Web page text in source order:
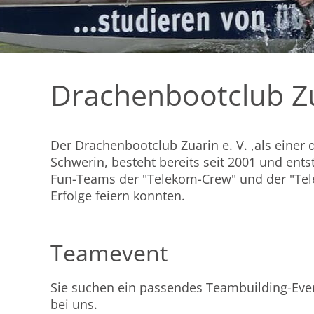
Drachenbootclub
Der Drachenbootclub Zuarin e. V. ,als
Schwerin, besteht bereits seit 2001 und
Fun-Teams der "Telekom-Crew" und der
Erfolge feiern konnten.
Teamevent
Sie suchen ein passendes Teambuilding-
bei uns.